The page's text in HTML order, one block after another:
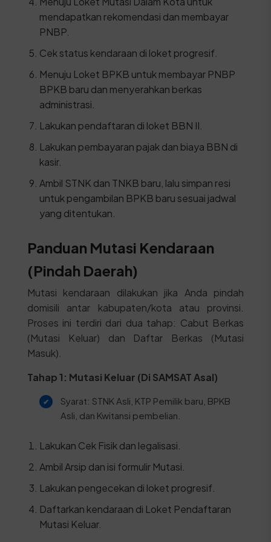
mendapatkan rekomendasi dan membayar
PNBP.
Cek status kendaraan di loket progresif.
Menuju Loket BPKB untuk membayar PNBP
BPKB baru dan menyerahkan berkas
administrasi.
Lakukan pendaftaran di loket BBN II.
Lakukan pembayaran pajak dan biaya BBN di
kasir.
Ambil STNK dan TNKB baru, lalu simpan resi
untuk pengambilan BPKB baru sesuai jadwal
yang ditentukan.
Panduan Mutasi Kendaraan
(Pindah Daerah)
Mutasi kendaraan dilakukan jika Anda pindah
domisili antar kabupaten/kota atau provinsi.
Proses ini terdiri dari dua tahap: Cabut Berkas
(Mutasi Keluar) dan Daftar Berkas (Mutasi
Masuk).
Tahap 1: Mutasi Keluar (Di SAMSAT Asal)
Syarat: STNK Asli, KTP Pemilik baru, BPKB
Asli, dan Kwitansi pembelian.
Lakukan Cek Fisik dan legalisasi.
Ambil Arsip dan isi formulir Mutasi.
Lakukan pengecekan di loket progresif.
Daftarkan kendaraan di Loket Pendaftaran
Mutasi Keluar.